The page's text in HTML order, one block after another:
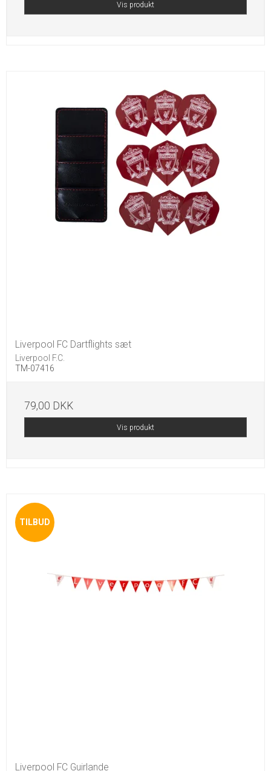
Vis produkt
Liverpool FC Dartflights sæt
Liverpool F.C.
TM-07416
79,00 DKK
Vis produkt
TILBUD
Liverpool FC Guirlande